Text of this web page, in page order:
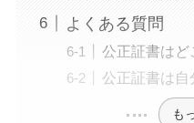
よくある質問
公正証書はど
公正証書は自
も